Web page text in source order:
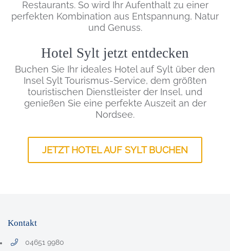
Restaurants. So wird Ihr Aufenthalt zu einer
perfekten Kombination aus Entspannung, Natur
und Genuss.
Hotel Sylt jetzt entdecken
Buchen Sie Ihr ideales Hotel auf Sylt über den
Insel Sylt Tourismus-Service, dem größten
touristischen Dienstleister der Insel, und
genießen Sie eine perfekte Auszeit an der
Nordsee.
JETZT HOTEL AUF SYLT BUCHEN
Kontakt
04651 9980
Telefonnummer: 0 4 6 5 1 9 9 8 0